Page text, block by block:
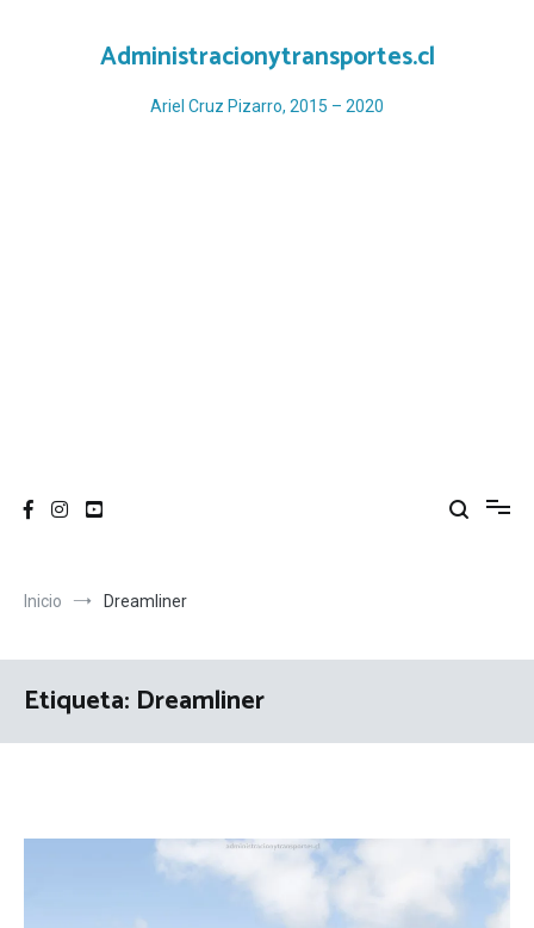
Administracionytransportes.cl
Ariel Cruz Pizarro, 2015 – 2020
Inicio Dreamliner
Etiqueta: Dreamliner